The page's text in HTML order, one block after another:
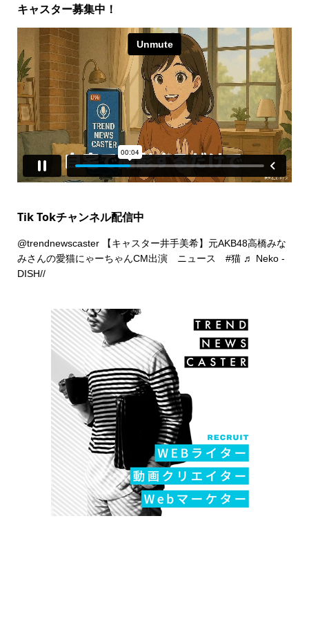
キャスター募集中！
Tik Tokチャンネル配信中
@trendnewscaster【キャスター井手美希】元AKB48高橋みな
みさんの愛猫にゃーちゃんCM出演 ニュース #猫 ♬ Neko -
DISH//